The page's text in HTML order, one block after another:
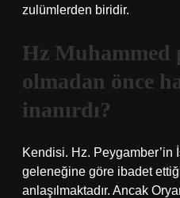
zulümlerden biridir.
Hz Muhammed
olmadan önce
inanırdı?
Kendisi. Hz. Peygamber’in
geleneğine göre ibadet
anlaşılmaktadır. Ancak